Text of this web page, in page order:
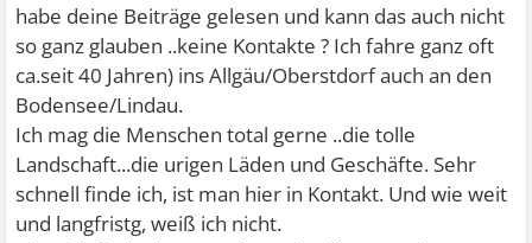
habe deine Beiträge gelesen und kann das auch nicht
so ganz glauben ..keine Kontakte ? Ich fahre ganz oft
ca.seit 40 Jahren) ins Allgäu/Oberstdorf auch an den
Bodensee/Lindau.
Ich mag die Menschen total gerne ..die tolle
Landschaft...die urigen Läden und Geschäfte. Sehr
schnell finde ich, ist man hier in Kontakt. Und wie weit
und langfristg, weiß ich nicht.